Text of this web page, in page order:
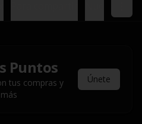
Puntos
tus compras y
Únete